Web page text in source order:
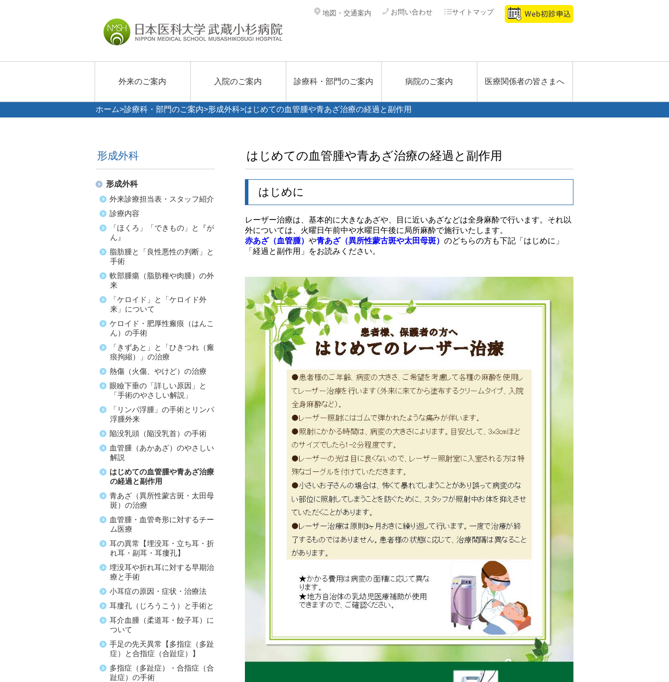
地図・交通案内 お問い合わせ サイトマップ
外来のご案内 入院のご案内 診療科・部門のご案内 病院のご案内 医療関係者の皆さまへ
ホーム>診療科・部門のご案内>形成外科>はじめての血管腫や青あざ治療の経過と副作用
形成外科
形成外科
外来診療担当表・スタッフ紹介
診療内容
「ほくろ」「できもの」と『が
ん』
脂肪腫と「良性悪性の判断」と
手術
軟部腫瘍（脂肪種や肉腫）の外
来
「ケロイド」と「ケロイド外
来」について
ケロイド・肥厚性瘢痕（はんこ
ん）の手術
「きずあと」と「ひきつれ（瘢
痕拘縮）」の治療
熱傷（火傷、やけど）の治療
眼瞼下垂の「詳しい原因」と
「手術のやさしい解説」
「リンパ浮腫」の手術とリンパ
浮腫外来
陥没乳頭（陥没乳首）の手術
血管腫（あかあざ）のやさしい
解説
はじめての血管腫や青あざ治療
の経過と副作用
青あざ（異所性蒙古斑・太田母
斑）の治療
血管腫・血管奇形に対するチー
ム医療
耳の異常【埋没耳・立ち耳・折
れ耳・副耳・耳瘻孔】
埋没耳や折れ耳に対する早期治
療と手術
小耳症の原因・症状・治療法
耳瘻孔（じろうこう）と手術と
耳介血腫（柔道耳・餃子耳）に
ついて
手足の先天異常【多指症（多趾
症）と合指症（合趾症）】
多指症（多趾症）・合指症（合
趾症）の手術
はじめての血管腫や青あざ治療の経過と副作用
はじめに
レーザー治療は、基本的に大きなあざや、目に近いあざなどは全身麻酔で行います。それ以
外については、火曜日午前中や水曜日午後に局所麻酔で施行いたします。
赤あざ（血管腫） や青あざ（異所性蒙古斑や太田母斑） のどちらの方も下記「はじめに」
「経過と副作用」をお読みください。